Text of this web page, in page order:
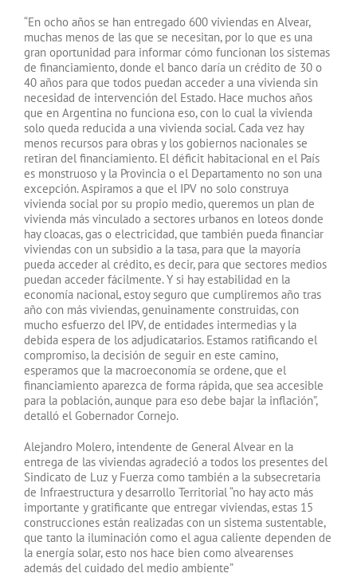
“En ocho años se han entregado 600 viviendas en Alvear,
muchas menos de las que se necesitan, por lo que es una
gran oportunidad para informar cómo funcionan los sistemas
de financiamiento, donde el banco daría un crédito de 30 o
40 años para que todos puedan acceder a una vivienda sin
necesidad de intervención del Estado. Hace muchos años
que en Argentina no funciona eso, con lo cual la vivienda
solo queda reducida a una vivienda social. Cada vez hay
menos recursos para obras y los gobiernos nacionales se
retiran del financiamiento. El déficit habitacional en el País
es monstruoso y la Provincia o el Departamento no son una
excepción. Aspiramos a que el IPV no solo construya
vivienda social por su propio medio, queremos un plan de
vivienda más vinculado a sectores urbanos en loteos donde
hay cloacas, gas o electricidad, que también pueda financiar
viviendas con un subsidio a la tasa, para que la mayoría
pueda acceder al crédito, es decir, para que sectores medios
puedan acceder fácilmente. Y si hay estabilidad en la
economía nacional, estoy seguro que cumpliremos año tras
año con más viviendas, genuinamente construidas, con
mucho esfuerzo del IPV, de entidades intermedias y la
debida espera de los adjudicatarios. Estamos ratificando el
compromiso, la decisión de seguir en este camino,
esperamos que la macroeconomía se ordene, que el
financiamiento aparezca de forma rápida, que sea accesible
para la población, aunque para eso debe bajar la inflación”,
detalló el Gobernador Cornejo.
Alejandro Molero, intendente de General Alvear en la
entrega de las viviendas agradeció a todos los presentes del
Sindicato de Luz y Fuerza como también a la subsecretaria
de Infraestructura y desarrollo Territorial “no hay acto más
importante y gratificante que entregar viviendas, estas 15
construcciones están realizadas con un sistema sustentable,
que tanto la iluminación como el agua caliente dependen de
la energía solar, esto nos hace bien como alvearenses
además del cuidado del medio ambiente”